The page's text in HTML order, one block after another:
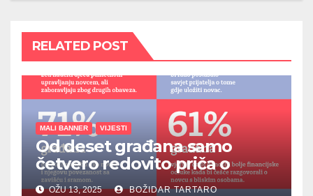
RELATED POST
MALI BANNER VIJESTI
Od deset građana samo
četvero redovito priča o
novcu s bližnjima
OŽU 13, 2025 BOŽIDAR TARTARO